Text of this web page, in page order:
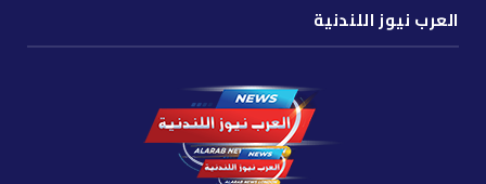
العرب نيوز اللندنية